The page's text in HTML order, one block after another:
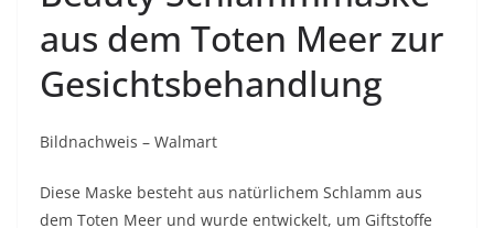
aus dem Toten Meer zur
Gesichtsbehandlung
Bildnachweis – Walmart
Diese Maske besteht aus natürlichem Schlamm aus
dem Toten Meer und wurde entwickelt, um Giftstoffe